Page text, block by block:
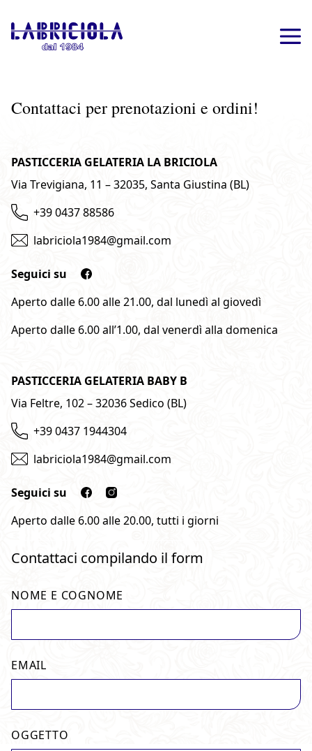
Contattaci per prenotazioni e ordini!
PASTICCERIA GELATERIA LA BRICIOLA
Via Trevigiana, 11 – 32035, Santa Giustina (BL)
+39 0437 88586
labriciola1984@gmail.com
Seguici su
Aperto dalle 6.00 alle 21.00, dal lunedì al giovedì
Aperto dalle 6.00 all’1.00, dal venerdì alla domenica
PASTICCERIA GELATERIA BABY B
Via Feltre, 102 – 32036 Sedico (BL)
+39 0437 1944304
labriciola1984@gmail.com
Seguici su
Aperto dalle 6.00 alle 20.00, tutti i giorni
Contattaci compilando il form
NOME E COGNOME
EMAIL
OGGETTO